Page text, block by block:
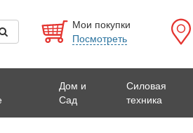
Мои покупки
Посмотреть
Дом и
Сад
Силовая
техника